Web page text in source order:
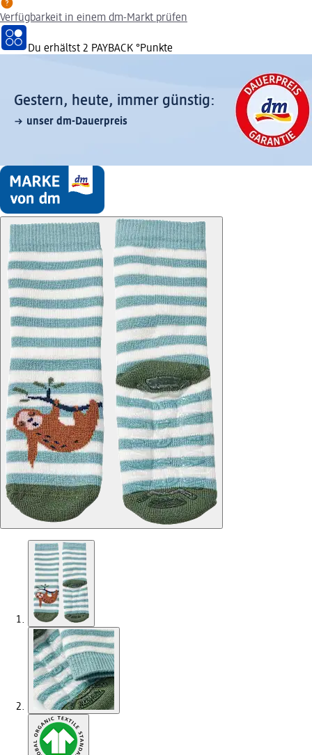
Verfügbarkeit in einem dm-Markt prüfen
Du erhältst 2 PAYBACK °Punkte
Gestern, heute, immer günstig:
unser dm-Dauerpreis